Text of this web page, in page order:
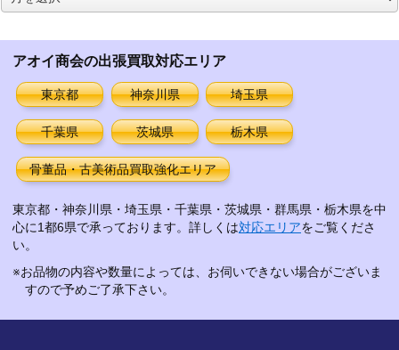
ー
アオイ商会の出張買取対応エリア
東京都 神奈川県 埼玉県
千葉県 茨城県 栃木県
骨董品・古美術品買取強化エリア
東京都・神奈川県・埼玉県・千葉県・茨城県・群馬県・栃木県を中
心に1都6県で承っております。詳しくは対応エリアをご覧くださ
い。
※お品物の内容や数量によっては、お伺いできない場合がございま
すので予めご了承下さい。